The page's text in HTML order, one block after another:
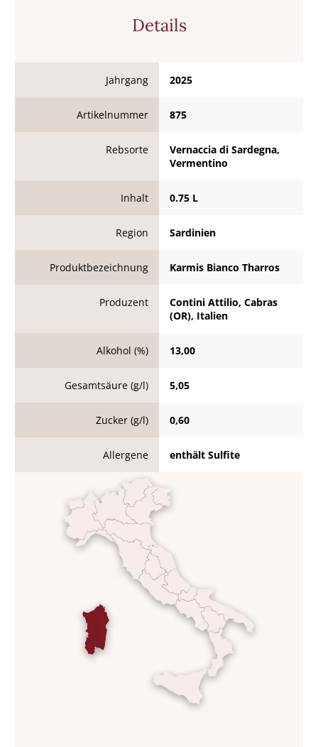
Details
Jahrgang 2025
Artikelnummer 875
Rebsorte
Vernaccia di Sardegna,
Vermentino
Inhalt 0.75 L
Region Sardinien
Produktbezeichnung Karmis Bianco Tharros
Produzent
Contini Attilio, Cabras
(OR), Italien
Alkohol (%) 13,00
Gesamtsäure (g/l) 5,05
Zucker (g/l) 0,60
Allergene enthält Sulfite